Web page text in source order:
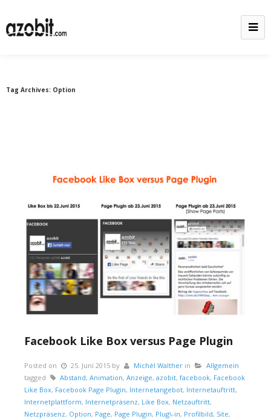
Tag Archives: Option
Facebook Like Box versus Page Plugin
Posted on 25. Juni 2015 by Michèl Walther in
Allgemein
tagged
Abstand, Animation, Anzeige, azobit, facebook, Facebook
Like Box, Facebook Page Plugin, Internetangebot, Internetauftritt,
Internetplattform, Internetpräsenz, Like Box, Netzauftritt,
Netzpräsenz, Option, Page, Page Plugin, Plug\-in, Profilbild, Site,